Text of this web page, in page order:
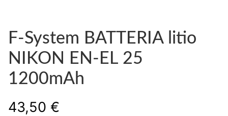
F-System BATTERIA litio
NIKON EN-EL 25
1200mAh
43,50 €